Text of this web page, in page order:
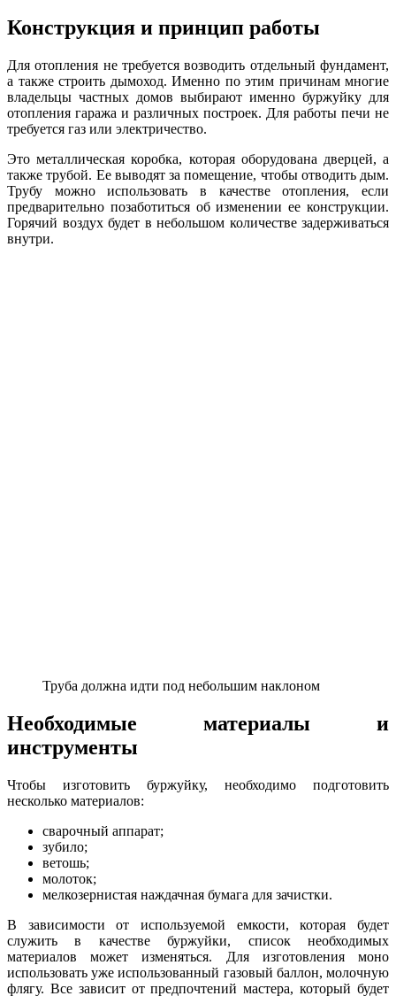
Конструкция и принцип работы
Для отопления не требуется возводить отдельный фундамент,
а также строить дымоход. Именно по этим причинам многие
владельцы частных домов выбирают именно буржуйку для
отопления гаража и различных построек. Для работы печи не
требуется газ или электричество.
Это металлическая коробка, которая оборудована дверцей, а
также трубой. Ее выводят за помещение, чтобы отводить дым.
Трубу можно использовать в качестве отопления, если
предварительно позаботиться об изменении ее конструкции.
Горячий воздух будет в небольшом количестве задерживаться
внутри.
Труба должна идти под небольшим наклоном
Необходимые материалы и
инструменты
Чтобы изготовить буржуйку, необходимо подготовить
несколько материалов:
сварочный аппарат;
зубило;
ветошь;
молоток;
мелкозернистая наждачная бумага для зачистки.
В зависимости от используемой емкости, которая будет
служить в качестве буржуйки, список необходимых
материалов может изменяться. Для изготовления моно
использовать уже использованный газовый баллон, молочную
флягу. Все зависит от предпочтений мастера, который будет